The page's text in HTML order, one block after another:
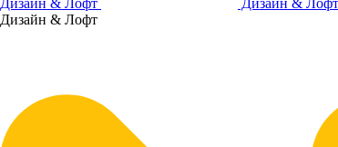
Дизайн & Лофт
Дизайн & Лофт
Дизайн & Лофт